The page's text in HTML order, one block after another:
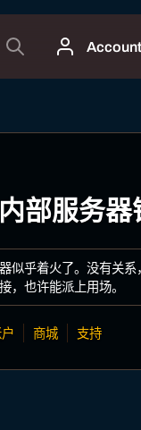
部服务器
似乎着火了。没有关
，也许能派上用场。
商城 支持